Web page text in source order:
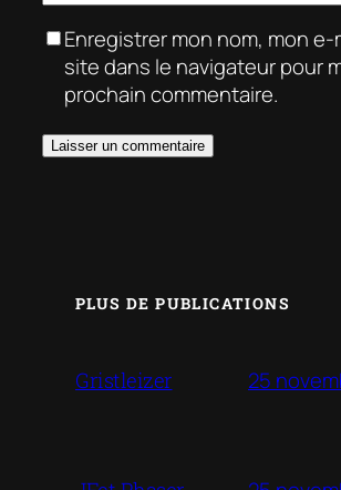
Enregistrer mon nom, mon e-
site dans le navigateur pour
prochain commentaire.
PLUS DE PUBLICATIONS
Gristleizer 25